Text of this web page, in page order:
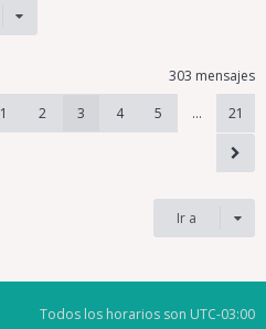
303 mensajes
1 2 3 4 5 … 21
Ir a
Todos los horarios son UTC-03:00